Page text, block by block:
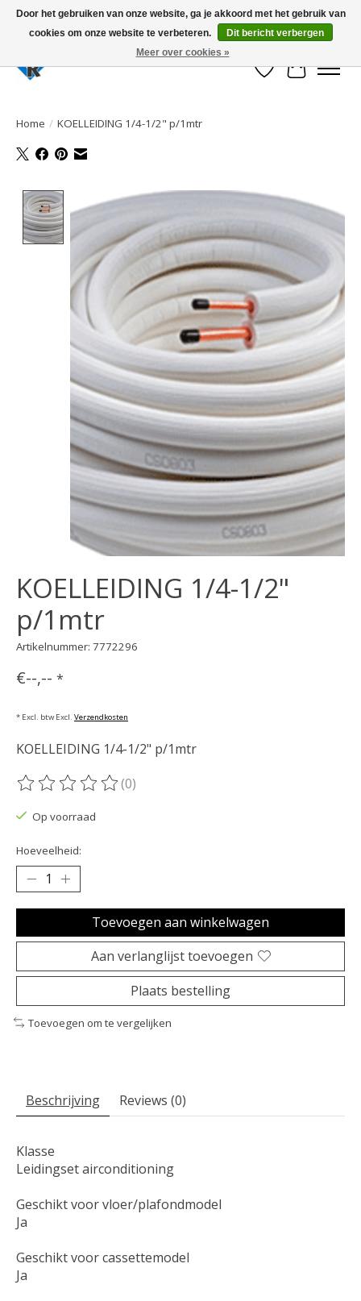
Large selection of products and fast shipping!
Verlanglijst
Home / KOELLEIDING 1/4-1/2" p/1mtr
Product image slideshow Items
KOELLEIDING 1/4-1/2"
p/1mtr
Artikelnummer: 7772296
€--,-- *
* Excl. btw Excl. Verzendkosten
KOELLEIDING 1/4-1/2" p/1mtr
De beoordeling van dit product is
(0)
Op voorraad
Hoeveelheid:
Toevoegen aan winkelwagen
Aan verlanglijst toevoegen
Plaats bestelling
Toevoegen om te vergelijken
Beschrijving Reviews (0)
Klasse
Leidingset airconditioning
Geschikt voor vloer/plafondmodel
Ja
Geschikt voor cassettemodel
Ja
Door het gebruiken van onze website, ga je akkoord met het gebruik van
cookies om onze website te verbeteren.
Dit bericht verbergen
Meer over cookies »